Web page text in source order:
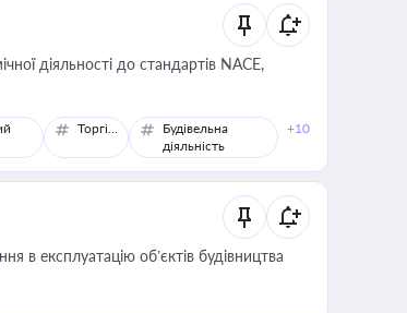
діяльності до стандартів NACE,
Торгівля
Будівельна
діяльність
+10
в експлуатацію об’єктів будівництва